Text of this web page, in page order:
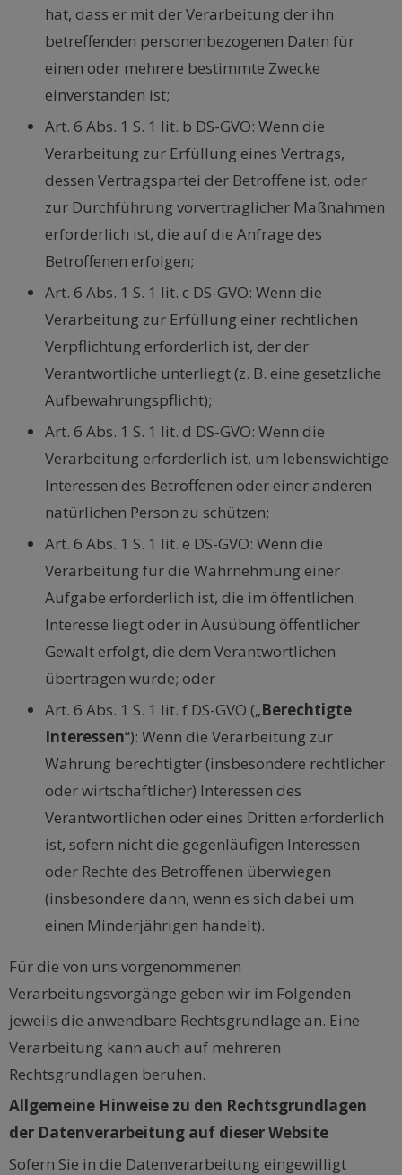
hat, dass er mit der Verarbeitung der ihn
betreffenden personenbezogenen Daten für
einen oder mehrere bestimmte Zwecke
einverstanden ist;
Art. 6 Abs. 1 S. 1 lit. b DS-GVO: Wenn die
Verarbeitung zur Erfüllung eines Vertrags,
dessen Vertragspartei der Betroffene ist, oder
zur Durchführung vorvertraglicher Maßnahmen
erforderlich ist, die auf die Anfrage des
Betroffenen erfolgen;
Art. 6 Abs. 1 S. 1 lit. c DS-GVO: Wenn die
Verarbeitung zur Erfüllung einer rechtlichen
Verpflichtung erforderlich ist, der der
Verantwortliche unterliegt (z. B. eine gesetzliche
Aufbewahrungspflicht);
Art. 6 Abs. 1 S. 1 lit. d DS-GVO: Wenn die
Verarbeitung erforderlich ist, um lebenswichtige
Interessen des Betroffenen oder einer anderen
natürlichen Person zu schützen;
Art. 6 Abs. 1 S. 1 lit. e DS-GVO: Wenn die
Verarbeitung für die Wahrnehmung einer
Aufgabe erforderlich ist, die im öffentlichen
Interesse liegt oder in Ausübung öffentlicher
Gewalt erfolgt, die dem Verantwortlichen
übertragen wurde; oder
Art. 6 Abs. 1 S. 1 lit. f DS-GVO („Berechtigte
Interessen“): Wenn die Verarbeitung zur
Wahrung berechtigter (insbesondere rechtlicher
oder wirtschaftlicher) Interessen des
Verantwortlichen oder eines Dritten erforderlich
ist, sofern nicht die gegenläufigen Interessen
oder Rechte des Betroffenen überwiegen
(insbesondere dann, wenn es sich dabei um
einen Minderjährigen handelt).
Für die von uns vorgenommenen
Verarbeitungsvorgänge geben wir im Folgenden
jeweils die anwendbare Rechtsgrundlage an. Eine
Verarbeitung kann auch auf mehreren
Rechtsgrundlagen beruhen.
Allgemeine Hinweise zu den Rechtsgrundlagen
der Datenverarbeitung auf dieser Website
Sofern Sie in die Datenverarbeitung eingewilligt